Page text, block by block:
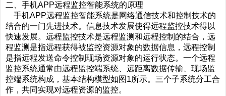
二、手机APP远程监控智能系统的原理
手机APP远程监控智能系统是网络通信技术和控制技术的
结合的一门先进技术。信息技术发展使得远程监控技术得以
快速发展。远程监控技术是远程监测和远程控制的结合，远
程监测是指远程获得被监控资源对象的数据信息，远程控制
是指远程发送命令控制现场资源对象的运行状态。一个远程
监控系统通常由远程监控端系统、远距离数据传输、现场监
控端系统构成，基本结构模型如图1所示。三个子系统分工合
作，共同实现对远程资源的监控。